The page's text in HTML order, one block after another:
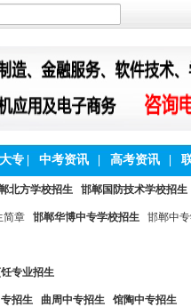
专 中考资讯 高考资讯
北方学校招生 邯郸国防技术学校招生
简章 邯郸华博中专学校招生 邯郸中
专业招生
招生 曲周中专招生 馆陶中专招生